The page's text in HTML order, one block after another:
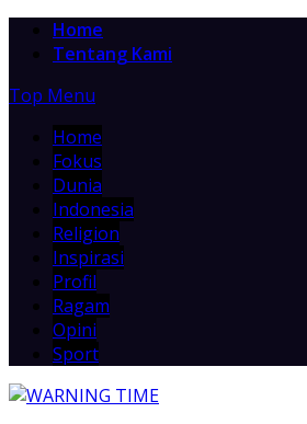
Home
Tentang Kami
Top Menu
Home
Fokus
Dunia
Indonesia
Religion
Inspirasi
Profil
Ragam
Opini
Sport